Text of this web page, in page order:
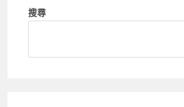
搜尋